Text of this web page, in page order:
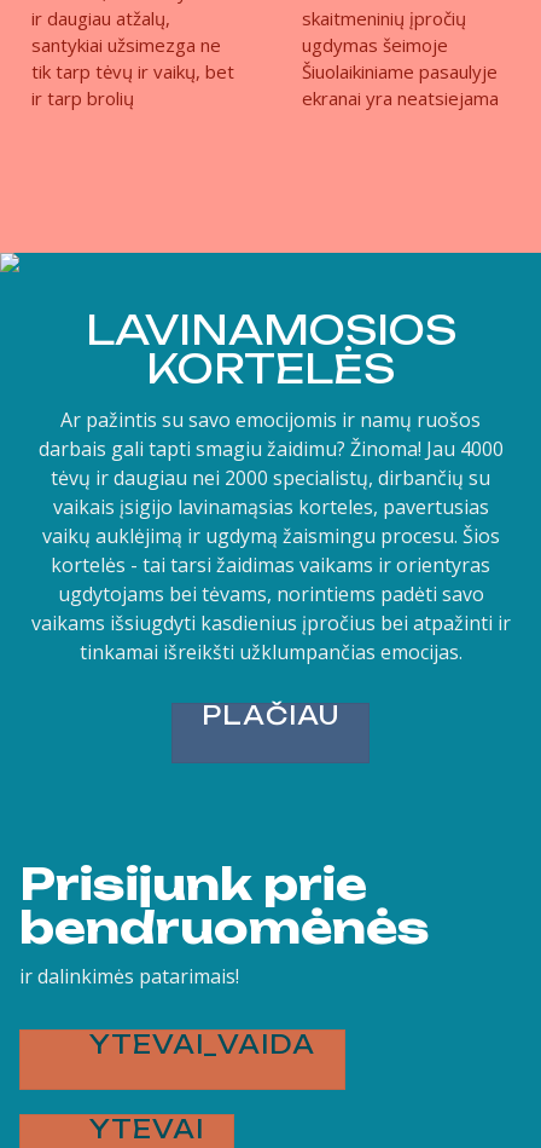
ir daugiau atžalų,
santykiai užsimezga ne
tik tarp tėvų ir vaikų, bet
ir tarp brolių
skaitmeninių įpročių
ugdymas šeimoje
Šiuolaikiniame pasaulyje
ekranai yra neatsiejama
LAVINAMOSIOS
KORTELĖS
Ar pažintis su savo emocijomis ir namų ruošos
darbais gali tapti smagiu žaidimu? Žinoma! Jau 4000
tėvų ir daugiau nei 2000 specialistų, dirbančių su
vaikais įsigijo lavinamąsias korteles, pavertusias
vaikų auklėjimą ir ugdymą žaismingu procesu. Šios
kortelės - tai tarsi žaidimas vaikams ir orientyras
ugdytojams bei tėvams, norintiems padėti savo
vaikams išsiugdyti kasdienius įpročius bei atpažinti ir
tinkamai išreikšti užklumpančias emocijas.
PLAČIAU
Prisijunk prie
bendruomėnės
ir dalinkimės patarimais!
YTEVAI_VAIDA
YTEVAI